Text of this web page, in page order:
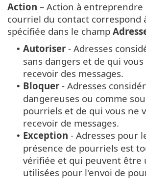
Action – Action à entreprendre
courriel du contact correspond
spécifiée dans le champ
• Autoriser - Adresses
sans dangers et de qui
recevoir des messages.
• Bloquer - Adresses
dangereuses ou comme
pourriels et de qui vous ne
recevoir de messages.
• Exception - Adresses pour
présence de pourriels est
vérifiée et qui peuvent être
utilisées pour l'envoi de